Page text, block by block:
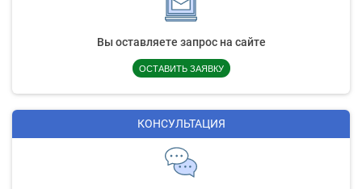
Вы оставляете запрос на сайте
ОСТАВИТЬ ЗАЯВКУ
КОНСУЛЬТАЦИЯ